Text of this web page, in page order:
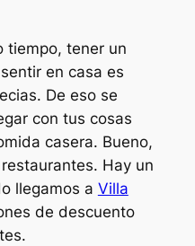
tiempo, tener un
en casa es
De eso se
con tus cosas
casera. Bueno,
Hay un
llegamos a Villa
de descuento